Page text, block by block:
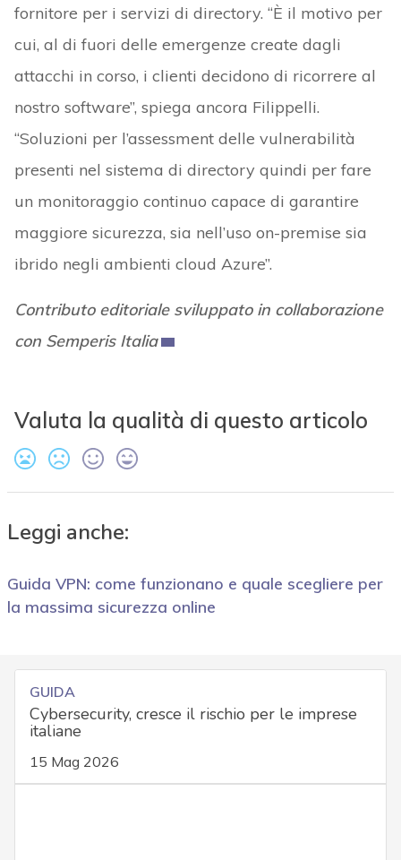
fornitore per i servizi di directory. “È il motivo per
cui, al di fuori delle emergenze create dagli
attacchi in corso, i clienti decidono di ricorrere al
nostro software”, spiega ancora Filippelli.
“Soluzioni per l’assessment delle vulnerabilità
presenti nel sistema di directory quindi per fare
un monitoraggio continuo capace di garantire
maggiore sicurezza, sia nell’uso on-premise sia
ibrido negli ambienti cloud Azure”.
Contributo editoriale sviluppato in collaborazione
con Semperis Italia
Valuta la qualità di questo articolo
Leggi anche:
Guida VPN: come funzionano e quale scegliere per
la massima sicurezza online
GUIDA
Cybersecurity, cresce il rischio per le imprese
italiane
15 Mag 2026